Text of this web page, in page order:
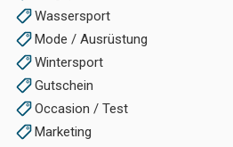
Wassersport
Mode / Ausrüstung
Wintersport
Gutschein
Occasion / Test
Marketing